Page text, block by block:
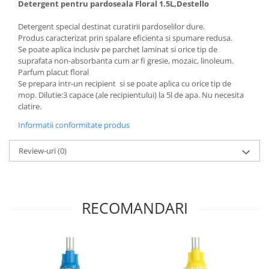
Articole menaj ECO NATURAL si
materiale reciclate
Eco logical
Produse lichide certificare Eco Cert
Detergenti BIO
Fose Septice & Întreținere
Eco Confort
BioZone
Curatenie & Intretinere Exterior
Solutii curatare si intretinere
Detergent pentru pardoseala Floral 1.5L,Destello
Detergent special destinat curatirii pardoselilor dure.
Produs caracterizat prin spalare eficienta si spumare redusa.
Se poate aplica inclusiv pe parchet laminat si orice tip de
suprafata non-absorbanta cum ar fi gresie, mozaic, linoleum.
Parfum placut floral
Se prepara intr-un recipient si se poate aplica cu orice tip de
mop. Dilutie:3 capace (ale recipientului) la 5l de apa. Nu necesita
clatire.
Informatii conformitate produs
Review-uri(0)
RECOMANDARI